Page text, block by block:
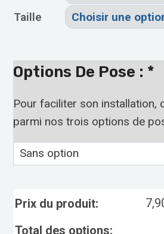
Taille
Options De Pose : *
Pour faciliter son installation,
parmi nos trois options de
Prix du produit:
Total des options: